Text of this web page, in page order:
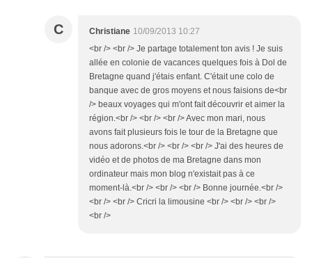
C Christiane 10/09/2013 10:27
<br /> <br /> Je partage totalement ton avis ! Je suis
allée en colonie de vacances quelques fois à Dol de
Bretagne quand j'étais enfant. C'était une colo de
banque avec de gros moyens et nous faisions de<br
/> beaux voyages qui m'ont fait découvrir et aimer la
région.<br /> <br /> <br /> Avec mon mari, nous
avons fait plusieurs fois le tour de la Bretagne que
nous adorons.<br /> <br /> <br /> J'ai des heures de
vidéo et de photos de ma Bretagne dans mon
ordinateur mais mon blog n'existait pas à ce
moment-là.<br /> <br /> <br /> Bonne journée.<br />
<br /> <br /> Cricri la limousine <br /> <br /> <br />
<br />